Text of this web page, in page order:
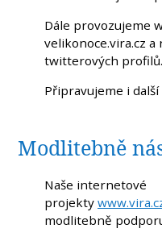
Dále provozujeme
velikonoce.vira.cz
twitterových profilů.
Připravujeme i
Modlitebně
Naše internetové
projekty
modlitebně